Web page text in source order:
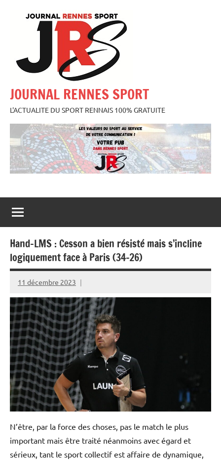
JOURNAL RENNES SPORT
L'ACTUALITE DU SPORT RENNAIS 100% GRATUITE
Hand-LMS : Cesson a bien résisté mais s’incline
logiquement face à Paris (34-26)
11 décembre 2023
Rédaction
JRS
N’être, par la force des choses, pas le match le plus
important mais être traité néanmoins avec égard et
sérieux, tant le sport collectif est affaire de dynamique,